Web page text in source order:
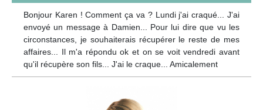
Bonjour Karen ! Comment ça va ? Lundi j'ai craqué... J'ai
envoyé un message à Damien... Pour lui dire que vu les
circonstances, je souhaiterais récupérer le reste de mes
affaires... Il m'a répondu ok et on se voit vendredi avant
qu'il récupère son fils... J'ai le craque... Amicalement